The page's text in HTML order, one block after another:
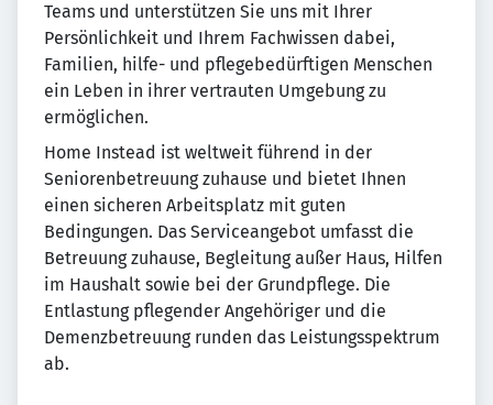
Teams und unterstützen Sie uns mit Ihrer
Persönlichkeit und Ihrem Fachwissen dabei,
Familien, hilfe- und pflegebedürftigen Menschen
ein Leben in ihrer vertrauten Umgebung zu
ermöglichen.
Home Instead ist weltweit führend in der
Seniorenbetreuung zuhause und bietet Ihnen
einen sicheren Arbeitsplatz mit guten
Bedingungen. Das Serviceangebot umfasst die
Betreuung zuhause, Begleitung außer Haus, Hilfen
im Haushalt sowie bei der Grundpflege. Die
Entlastung pflegender Angehöriger und die
Demenzbetreuung runden das Leistungsspektrum
ab.